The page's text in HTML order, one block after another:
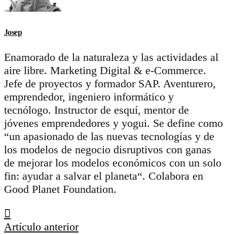
Josep
Enamorado de la naturaleza y las actividades al
aire libre. Marketing Digital & e-Commerce.
Jefe de proyectos y formador SAP. Aventurero,
emprendedor, ingeniero informático y
tecnólogo. Instructor de esquí, mentor de
jóvenes emprendedores y yogui. Se define como
“un apasionado de las nuevas tecnologías y de
los modelos de negocio disruptivos con ganas
de mejorar los modelos económicos con un solo
fin: ayudar a salvar el planeta“. Colabora en
Good Planet Foundation.
Artículo anterior